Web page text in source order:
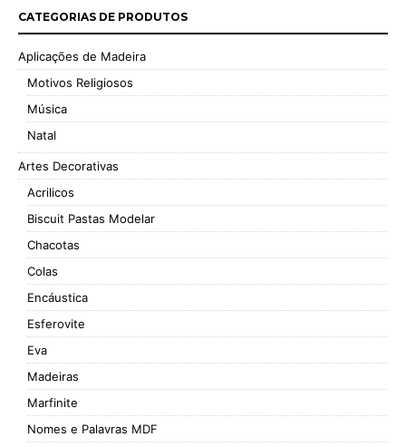
CATEGORIAS DE PRODUTOS
Aplicações de Madeira
Motivos Religiosos
Música
Natal
Artes Decorativas
Acrilicos
Biscuit Pastas Modelar
Chacotas
Colas
Encáustica
Esferovite
Eva
Madeiras
Marfinite
Nomes e Palavras MDF